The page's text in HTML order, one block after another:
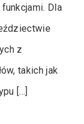
Dla
z
takich jak
[…]